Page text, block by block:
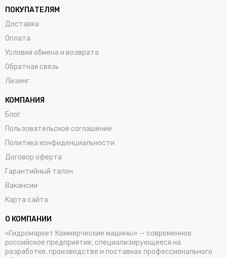
ПОКУПАТЕЛЯМ
Доставка
Оплата
Условия обмена и возврата
Обратная связь
Лизинг
КОМПАНИЯ
Блог
Пользовательское соглашение
Политика конфиденциальности
Договор оферта
Гарантийный талон
Вакансии
Карта сайта
О КОМПАНИИ
«Гидромаркет Коммерческие машины» — современное
российское предприятие, специализирующееся на
разработке, производстве и поставках профессионального